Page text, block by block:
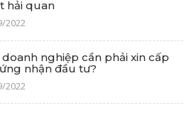
hải quan
2022
doanh nghiệp cần phải xin cấp
nhận đầu tư?
2022